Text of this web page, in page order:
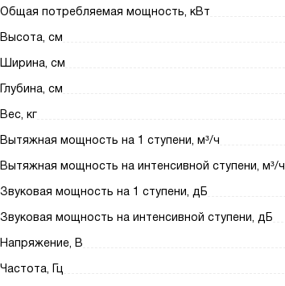
Общая потребляемая мощность, кВт
Высота, см
Ширина, см
Глубина, см
Вес, кг
Вытяжная мощность на 1 ступени, м³/ч
Вытяжная мощность на интенсивной ступени, м³/ч
Звуковая мощность на 1 ступени, дБ
Звуковая мощность на интенсивной ступени, дБ
Напряжение, В
Частота, Гц